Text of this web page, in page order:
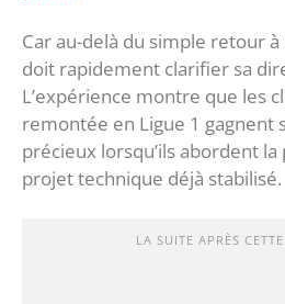
Car au-delà du simple retour à
doit rapidement clarifier sa
L’expérience montre que les
remontée en Ligue 1 gagnent
précieux lorsqu’ils abordent
projet technique déjà stabilisé.
LA SUITE APRÈS